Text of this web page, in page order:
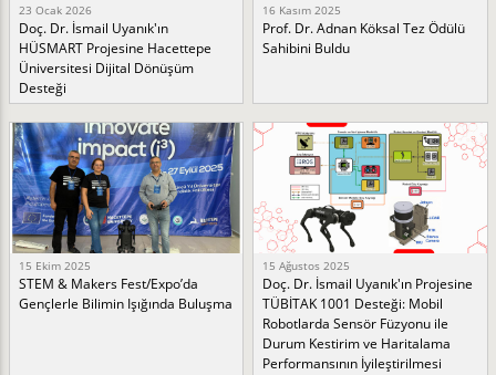
23 Ocak 2026
Doç. Dr. İsmail Uyanık'ın
HÜSMART Projesine Hacettepe
Üniversitesi Dijital Dönüşüm
Desteği
16 Kasım 2025
Prof. Dr. Adnan Köksal Tez Ödülü
Sahibini Buldu
15 Ekim 2025
STEM & Makers Fest/Expo’da
Gençlerle Bilimin Işığında Buluşma
15 Ağustos 2025
Doç. Dr. İsmail Uyanık'ın Projesine
TÜBİTAK 1001 Desteği: Mobil
Robotlarda Sensör Füzyonu ile
Durum Kestirim ve Haritalama
Performansının İyileştirilmesi